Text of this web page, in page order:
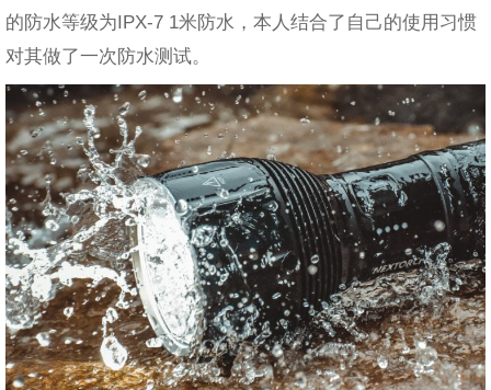
的防水等级为IPX-7 1米防水，本人结合了自己的使用习惯
对其做了一次防水测试。